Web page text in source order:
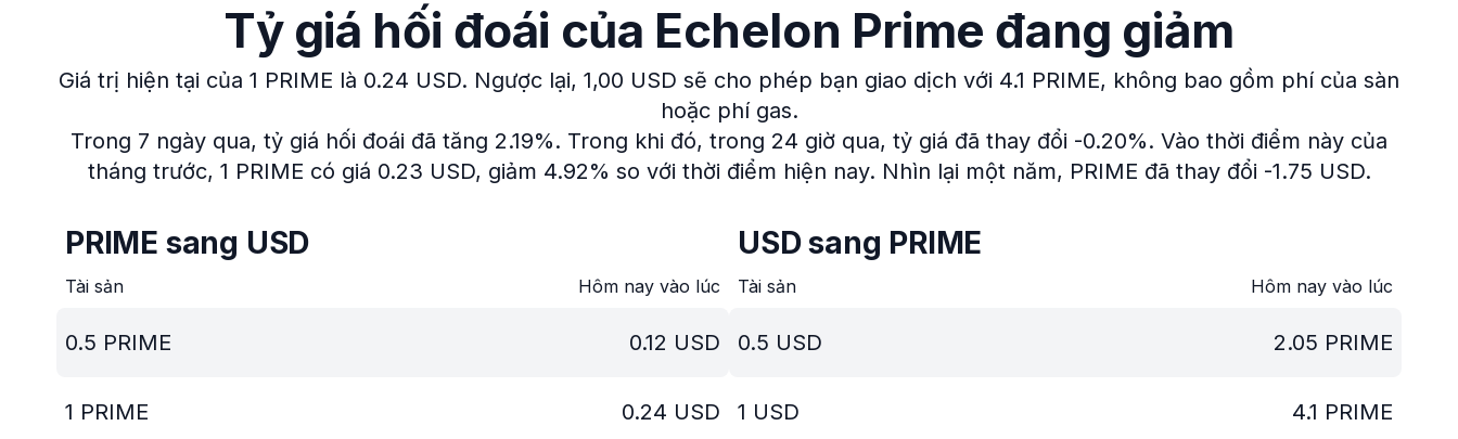
Tỷ giá hối đoái của Echelon Prime đang giảm
Giá trị hiện tại của 1 PRIME là 0.24 USD. Ngược lại, 1,00 USD sẽ cho phép bạn giao dịch với 4.1 PRIME, không bao gồm phí của sàn
hoặc phí gas.
Trong 7 ngày qua, tỷ giá hối đoái đã tăng 2.19%. Trong khi đó, trong 24 giờ qua, tỷ giá đã thay đổi -0.20%. Vào thời điểm này của
tháng trước, 1 PRIME có giá 0.23 USD, giảm 4.92% so với thời điểm hiện nay. Nhìn lại một năm, PRIME đã thay đổi -1.75 USD.
PRIME sang USD
Tài sản Hôm nay vào lúc
0.5 PRIME 0.12 USD
1 PRIME 0.24 USD
USD sang PRIME
Tài sản Hôm nay vào lúc
0.5 USD 2.05 PRIME
1 USD 4.1 PRIME